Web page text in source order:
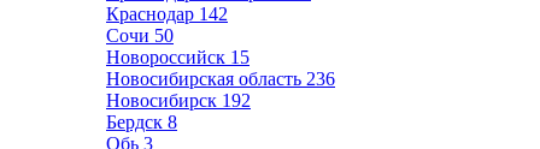
Краснодар 142
Сочи 50
Новороссийск 15
Новосибирская область 236
Новосибирск 192
Бердск 8
Обь 3